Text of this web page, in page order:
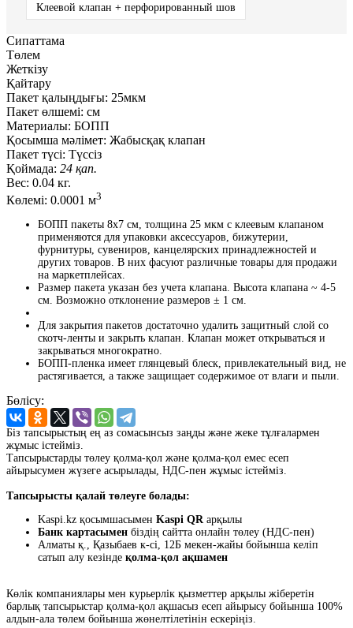
Клеевой клапан + перфорированный шов
Сипаттама
Төлем
Жеткізу
Қайтару
Пакет қалыңдығы: 25мкм
Пакет өлшемі: см
Материалы: БОПП
Қосымша мәлімет: Жабысқақ клапан
Пакет түсі: Түссіз
Қоймада: 24 қап.
Вес: 0.04 кг.
Көлемі: 0.0001 м3
БОПП пакеты 8x7 см, толщина 25 мкм с клеевым клапаном
применяются для упаковки аксессуаров, бижутерии,
фурнитуры, сувениров, канцелярских принадлежностей и
других товаров. В них фасуют различные товары для продажи
на маркетплейсах.
Размер пакета указан без учета клапана. Высота клапана ~ 4-5
см. Возможно отклонение размеров ± 1 см.
Для закрытия пакетов достаточно удалить защитный слой со
скотч-ленты и закрыть клапан. Клапан может открываться и
закрываться многократно.
БОПП-пленка имеет глянцевый блеск, привлекательный вид, не
растягивается, а также защищает содержимое от влаги и пыли.
Бөлісу:
Біз тапсырыстың ең аз сомасынсыз заңды және жеке тұлғалармен
жұмыс істейміз.
Тапсырыстарды төлеу қолма-қол және қолма-қол емес есеп
айырысумен жүзеге асырылады, НДС-пен жұмыс істейміз.
Тапсырысты қалай төлеуге болады:
Kaspi.kz қосымшасымен Kaspi QRарқылы
Банк картасымен біздің сайтта онлайн төлеу (НДС-пен)
Алматы қ., Қазыбаев к-сі, 12Б мекен-жайы бойынша келіп
сатып алу кезінде қолма-қол ақшамен
Көлік компаниялары мен курьерлік қызметтер арқылы жіберетін
барлық тапсырыстар қолма-қол ақшасыз есеп айырысу бойынша 100%
алдын-ала төлем бойынша жөнелтілетінін ескеріңіз.